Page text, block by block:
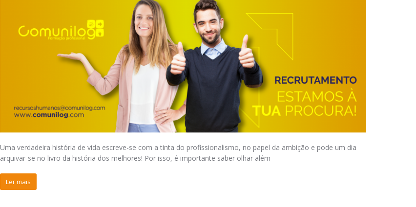
Uma verdadeira história de vida escreve-se com a tinta do profissionalismo, no papel da ambição e pode um dia
arquivar-se no livro da história dos melhores! Por isso, é importante saber olhar além
Ler mais